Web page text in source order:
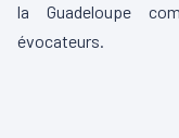
la Guadeloupe
évocateurs.